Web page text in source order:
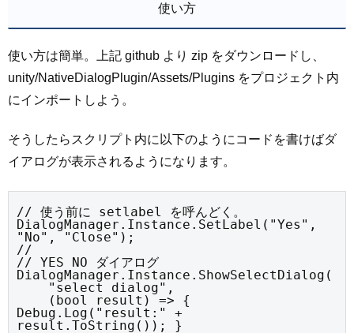
使い方
使い方は簡単。上記 github より zip をダウンロードし、
unity/NativeDialogPlugin/Assets/Plugins をプロジェクト内
にインポートしよう。
そうしたらスクリプト内に以下のようにコードを書けばダ
イアログが表示されるようになります。
// 使う前に setlabel を呼んどく。
DialogManager.Instance.SetLabel("Yes",
"No", "Close");
//
// YES NO ダイアログ
DialogManager.Instance.ShowSelectDialog(
Debug.Log("result:" +
result.ToString()); }